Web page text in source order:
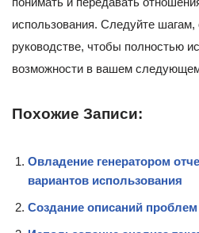
использования. Следуйте
руководстве, чтобы полностью
возможности в вашем
Похожие Записи:
Овладение генератором
вариантов использования
Создание описаний